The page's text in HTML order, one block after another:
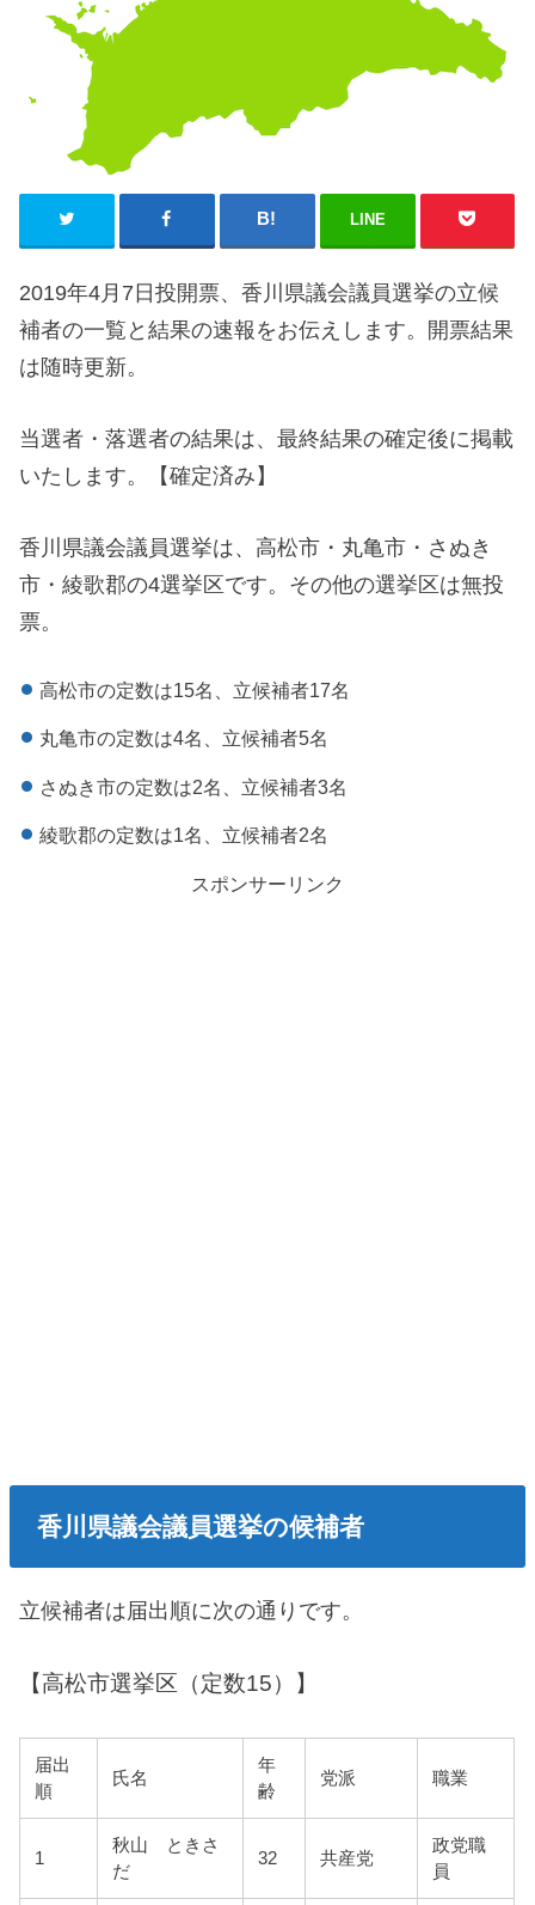
LINE
2019年4月7日投開票、香川県議会議員選挙の立候
補者の一覧と結果の速報をお伝えします。開票結果
は随時更新。
当選者・落選者の結果は、最終結果の確定後に掲載
いたします。【確定済み】
香川県議会議員選挙は、高松市・丸亀市・さぬき
市・綾歌郡の4選挙区です。その他の選挙区は無投
票。
高松市の定数は15名、立候補者17名
丸亀市の定数は4名、立候補者5名
さぬき市の定数は2名、立候補者3名
綾歌郡の定数は1名、立候補者2名
スポンサーリンク
香川県議会議員選挙の候補者
立候補者は届出順に次の通りです。
【高松市選挙区（定数15）】
届出
順
氏名
年
齢
党派 職業
1
秋山 ときさ
だ
32 共産党
政党職
員